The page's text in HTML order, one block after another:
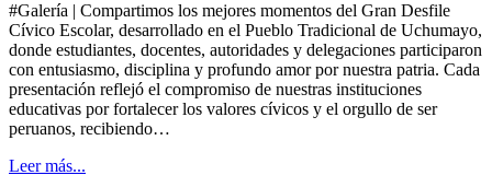
#Galería | Compartimos los mejores momentos del Gran Desfile
Cívico Escolar, desarrollado en el Pueblo Tradicional de Uchumayo,
donde estudiantes, docentes, autoridades y delegaciones participaron
con entusiasmo, disciplina y profundo amor por nuestra patria. Cada
presentación reflejó el compromiso de nuestras instituciones
educativas por fortalecer los valores cívicos y el orgullo de ser
peruanos, recibiendo…
Leer más...